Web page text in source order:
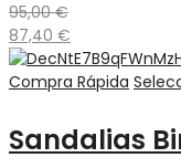
95,00€
87,40 €
Compra Rápida
Sandalias